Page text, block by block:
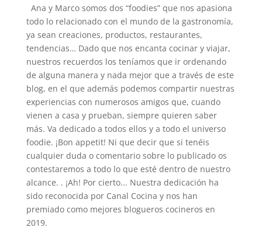
Ana y Marco somos dos “foodies” que nos apasiona
todo lo relacionado con el mundo de la gastronomía,
ya sean creaciones, productos, restaurantes,
tendencias… Dado que nos encanta cocinar y viajar,
nuestros recuerdos los teníamos que ir ordenando
de alguna manera y nada mejor que a través de este
blog, en el que además podemos compartir nuestras
experiencias con numerosos amigos que, cuando
vienen a casa y prueban, siempre quieren saber
más. Va dedicado a todos ellos y a todo el universo
foodie. ¡Bon appetit! Ni que decir que si tenéis
cualquier duda o comentario sobre lo publicado os
contestaremos a todo lo que esté dentro de nuestro
alcance. . ¡Ah! Por cierto... Nuestra dedicación ha
sido reconocida por Canal Cocina y nos han
premiado como mejores blogueros cocineros en
2019.